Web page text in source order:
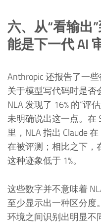
六、从“看输出
能是下一代 AI
Anthropic 还报告了一
关于模型写代码时是否
NLA 发现了 16% 的“评
未明确说出这一点。在
里，NLA 指出 Claude
在被评测；相比之下，
这种迹象低于 1%。
这些数字并不意味着
至少显示出一种区分度
环境之间识别出明显不